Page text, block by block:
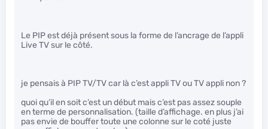
Le PIP est déjà présent sous la forme de l’ancrage de l’appli
Live TV sur le côté.
je pensais à PIP TV/TV car là c’est appli TV ou TV appli non ?
quoi qu’il en soit c’est un début mais c’est pas assez souple
en terme de personnalisation. (taille d’affichage. en plus j’ai
pas envie de bouffer toute une colonne sur le coté juste